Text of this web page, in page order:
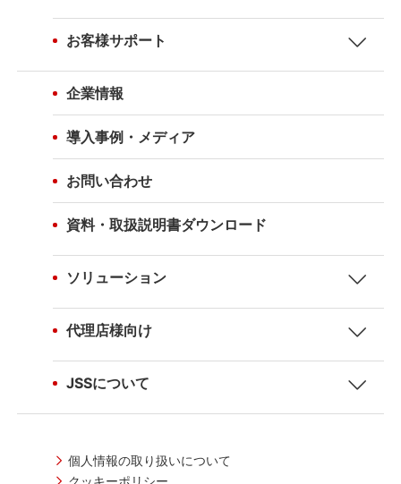
お客様サポート
企業情報
導入事例・メディア
お問い合わせ
資料・取扱説明書ダウンロード
ソリューション
代理店様向け
JSSについて
個人情報の取り扱いについて
クッキーポリシー